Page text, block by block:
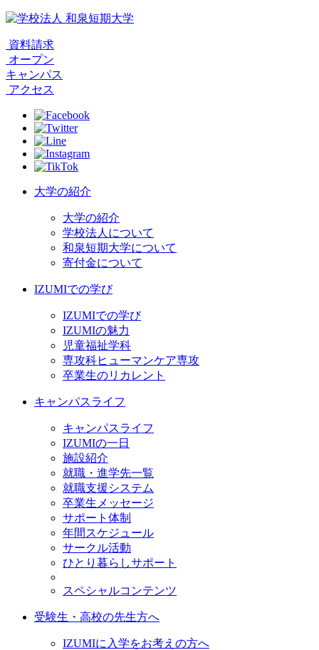
資料請求
オープン
キャンパス
アクセス
大学の紹介
大学の紹介
学校法人について
和泉短期大学について
寄付金について
IZUMIでの学び
IZUMIでの学び
IZUMIの魅力
児童福祉学科
専攻科ヒューマンケア専攻
卒業生のリカレント
キャンパスライフ
キャンパスライフ
IZUMIの一日
施設紹介
就職・進学先一覧
就職支援システム
卒業生メッセージ
サポート体制
年間スケジュール
サークル活動
ひとり暮らしサポート
スペシャルコンテンツ
受験生・高校の先生方へ
IZUMIに入学をお考えの方へ